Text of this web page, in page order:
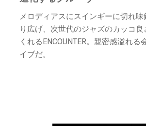
メロディアスにスインギーに切れ
り広げ、次世代のジャズのカッコ
くれるENCOUNTER。親密感溢れる
イブだ。